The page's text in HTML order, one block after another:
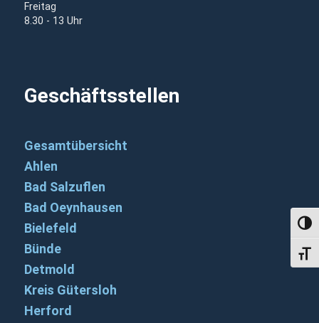
Freitag
8.30 - 13 Uhr
Geschäftsstellen
Gesamtübersicht
Ahlen
Bad Salzuflen
Bad Oeynhausen
Bielefeld
Bünde
Detmold
Kreis Gütersloh
Herford